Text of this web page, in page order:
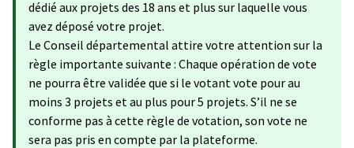
dédié aux projets des 18 ans et plus sur laquelle vous
avez déposé votre projet.
Le Conseil départemental attire votre attention sur la
règle importante suivante : Chaque opération de vote
ne pourra être validée que si le votant vote pour au
moins 3 projets et au plus pour 5 projets. S’il ne se
conforme pas à cette règle de votation, son vote ne
sera pas pris en compte par la plateforme.